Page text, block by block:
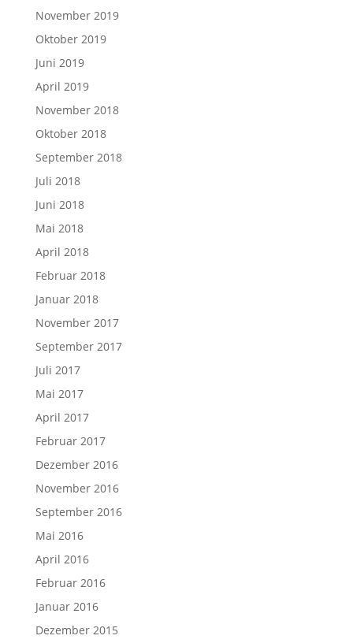
November 2019
Oktober 2019
Juni 2019
April 2019
November 2018
Oktober 2018
September 2018
Juli 2018
Juni 2018
Mai 2018
April 2018
Februar 2018
Januar 2018
November 2017
September 2017
Juli 2017
Mai 2017
April 2017
Februar 2017
Dezember 2016
November 2016
September 2016
Mai 2016
April 2016
Februar 2016
Januar 2016
Dezember 2015